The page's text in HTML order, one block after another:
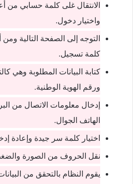
الانتقال غلى كلمة حسابي من
واختيار دخول.
التوجه إلى الصفحة التالية
كلمة تسجيل.
كتابة البيانات المطلوبة وهي
ورقم الهوية الوطنية.
إدخال معلومات الاتصال من
الهاتف الجوال.
اختيار كلمة سر جيدة وإعادة
نقل الحروف من الصورة
يقوم النظام بالتحقق من